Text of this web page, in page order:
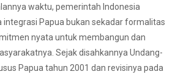
waktu, pemerintah Indonesia
integrasi Papua bukan sekadar formalitas
nyata untuk membangun dan
Sejak disahkannya Undang-
Papua tahun 2001 dan revisinya pada